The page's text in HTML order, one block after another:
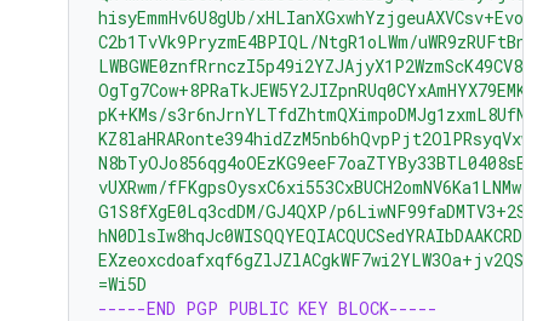
hisyEmmHv6U8gUb/
C2b1TvVk9PryzmE4BPIQL/NtgR1oLWm/
pK+KMs/
vUXRwm/
G1S8fXgE0Lq3cdDM/GJ4QXP/
=Wi5D
-----END PGP PUBLIC KEY BLOCK-----